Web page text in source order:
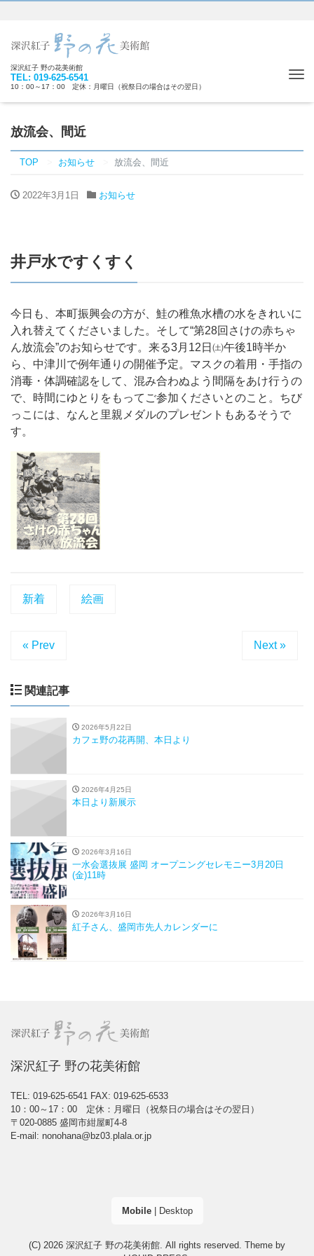
深沢紅子 野の花美術館
TEL: 019-625-6541
10：00～17：00 定休：月曜日（祝祭日の場合はその翌日）
放流会、間近
TOP お知らせ 放流会、間近
2022年3月1日 お知らせ
井戸水ですくすく
今日も、本町振興会の方が、鮭の稚魚水槽の水をきれいに
入れ替えてくださいました。そして“第28回さけの赤ちゃ
ん放流会”のお知らせです。来る3月12日㈯午後1時半か
ら、中津川で例年通りの開催予定。マスクの着用・手指の
消毒・体調確認をして、混み合わぬよう間隔をあけ行うの
で、時間にゆとりをもってご参加くださいとのこと。ちび
っこには、なんと里親メダルのプレゼントもあるそうで
す。
新着 絵画
« Prev Next »
関連記事
2026年5月22日
カフェ野の花再開、本日より
2026年4月25日
本日より新展示
2026年3月16日
一水会選抜展 盛岡 オープニングセレモニー3月20日
(金)11時
2026年3月16日
紅子さん、盛岡市先人カレンダーに
深沢紅子 野の花美術館
TEL: 019-625-6541 FAX: 019-625-6533
10：00～17：00 定休：月曜日（祝祭日の場合はその翌日）
〒020-0885 盛岡市紺屋町4-8
E-mail: nonohana@bz03.plala.or.jp
Mobile| Desktop
(C) 2026 深沢紅子 野の花美術館 . All rights reserved. Theme by